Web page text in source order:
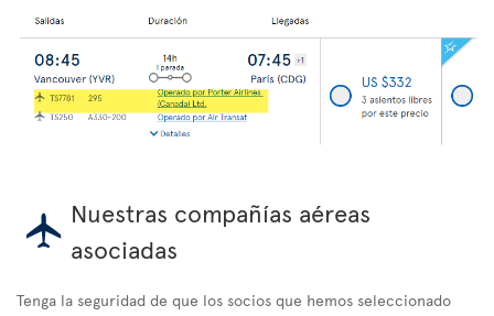
Nuestras compañías aéreas
asociadas
Tenga la seguridad de que los socios que hemos seleccionado